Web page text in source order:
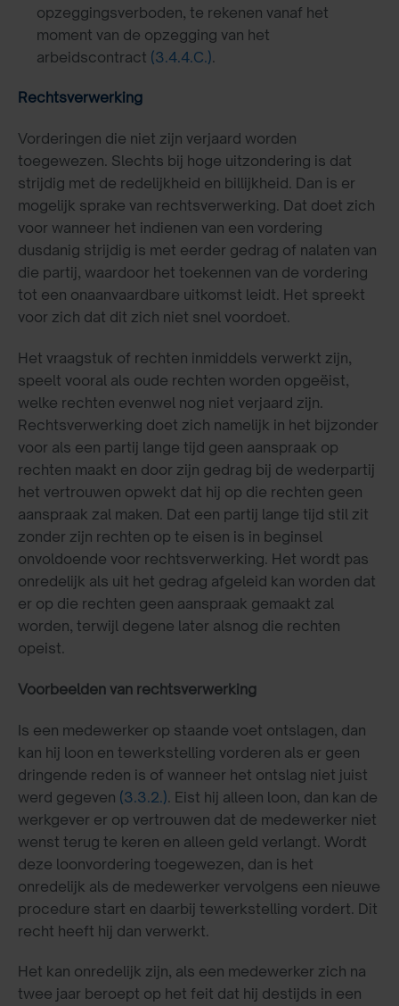
opzeggingsverboden, te rekenen vanaf het
moment van de opzegging van het
arbeidscontract (3.4.4.C.).
Rechtsverwerking
Vorderingen die niet zijn verjaard worden
toegewezen. Slechts bij hoge uitzondering is dat
strijdig met de redelijkheid en billijkheid. Dan is er
mogelijk sprake van rechtsverwerking. Dat doet zich
voor wanneer het indienen van een vordering
dusdanig strijdig is met eerder gedrag of nalaten van
die partij, waardoor het toekennen van de vordering
tot een onaanvaardbare uitkomst leidt. Het spreekt
voor zich dat dit zich niet snel voordoet.
Het vraagstuk of rechten inmiddels verwerkt zijn,
speelt vooral als oude rechten worden opgeëist,
welke rechten evenwel nog niet verjaard zijn.
Rechtsverwerking doet zich namelijk in het bijzonder
voor als een partij lange tijd geen aanspraak op
rechten maakt en door zijn gedrag bij de wederpartij
het vertrouwen opwekt dat hij op die rechten geen
aanspraak zal maken. Dat een partij lange tijd stil zit
zonder zijn rechten op te eisen is in beginsel
onvoldoende voor rechtsverwerking. Het wordt pas
onredelijk als uit het gedrag afgeleid kan worden dat
er op die rechten geen aanspraak gemaakt zal
worden, terwijl degene later alsnog die rechten
opeist.
Voorbeelden van rechtsverwerking
Is een medewerker op staande voet ontslagen, dan
kan hij loon en tewerkstelling vorderen als er geen
dringende reden is of wanneer het ontslag niet juist
werd gegeven (3.3.2.). Eist hij alleen loon, dan kan de
werkgever er op vertrouwen dat de medewerker niet
wenst terug te keren en alleen geld verlangt. Wordt
deze loonvordering toegewezen, dan is het
onredelijk als de medewerker vervolgens een nieuwe
procedure start en daarbij tewerkstelling vordert. Dit
recht heeft hij dan verwerkt.
Het kan onredelijk zijn, als een medewerker zich na
twee jaar beroept op het feit dat hij destijds in een